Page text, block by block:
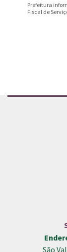
Prefeitura
Fiscal de
São